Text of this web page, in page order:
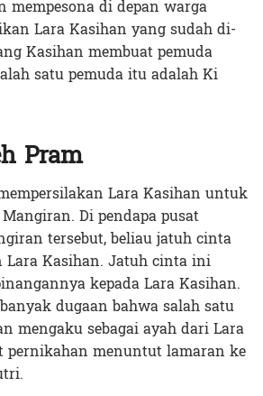
mempesona di depan warga
Lara Kasihan yang sudah di-
Kasihan membuat pemuda
satu pemuda itu adalah Ki
Pram
Lara Kasihan untuk
Di pendapa pusat
tersebut, beliau jatuh cinta
Lara Kasihan. Jatuh cinta ini
kepada Lara Kasihan.
dugaan bahwa salah satu
mengaku sebagai ayah dari Lara
pernikahan menuntut lamaran ke